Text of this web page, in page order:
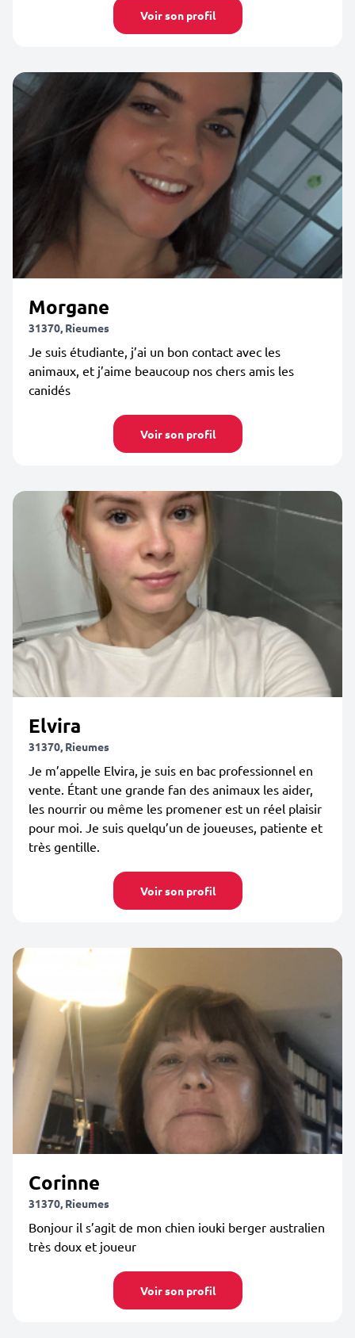
Voir son profil
Morgane
31370, Rieumes
Je suis étudiante, j’ai un bon contact avec les
animaux, et j’aime beaucoup nos chers amis les
canidés
Voir son profil
Elvira
31370, Rieumes
Je m’appelle Elvira, je suis en bac professionnel en
vente. Étant une grande fan des animaux les aider,
les nourrir ou même les promener est un réel plaisir
pour moi. Je suis quelqu’un de joueuses, patiente et
très gentille.
Voir son profil
Corinne
31370, Rieumes
Bonjour il s’agit de mon chien iouki berger australien
très doux et joueur
Voir son profil